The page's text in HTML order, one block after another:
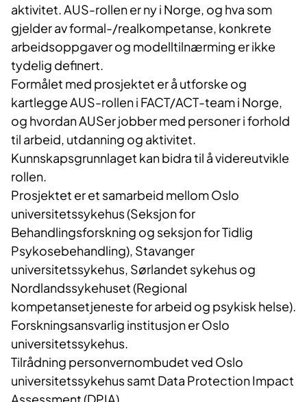
aktivitet. AUS-rollen er ny i Norge, og hva som
gjelder av formal-/realkompetanse, konkrete
arbeidsoppgaver og modelltilnærming er ikke
tydelig definert.
Formålet med prosjektet er å utforske og
kartlegge AUS-rollen i FACT/ACT-team i Norge,
og hvordan AUSer jobber med personer i forhold
til arbeid, utdanning og aktivitet.
Kunnskapsgrunnlaget kan bidra til å videreutvikle
rollen.
Prosjektet er et samarbeid mellom Oslo
universitetssykehus (Seksjon for
Behandlingsforskning og seksjon for Tidlig
Psykosebehandling), Stavanger
universitetssykehus, Sørlandet sykehus og
Nordlandssykehuset (Regional
kompetansetjeneste for arbeid og psykisk helse).
Forskningsansvarlig institusjon er Oslo
universitetssykehus.
Tilrådning personvernombudet ved Oslo
universitetssykehus samt Data Protection Impact
Assessment (DPIA)